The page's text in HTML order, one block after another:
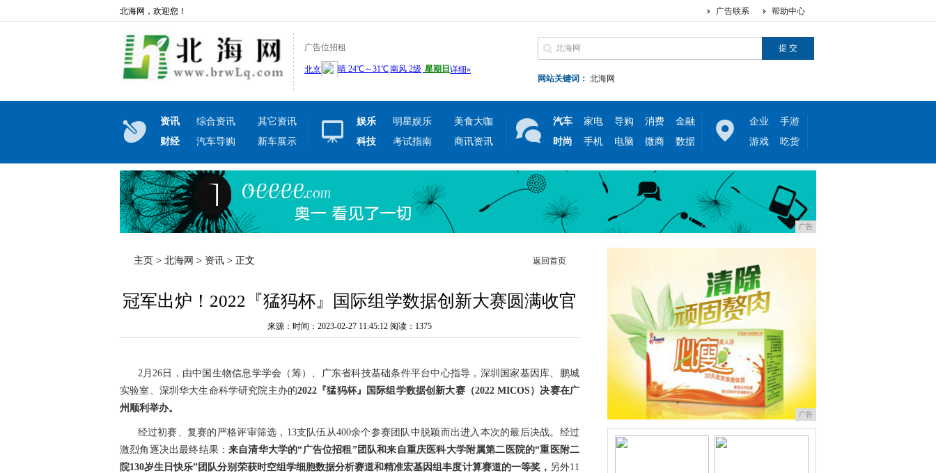
北海网，欢迎您！ 帮助中心
广告联系
广告位招租
网站关键词： 北海网
资讯 综合资讯
其它资讯
财经
汽车导购 新车展示
娱乐 明星娱乐
美食大咖
科技
考试指南 商讯资讯
汽车 家电 导购 消费
金融
时尚
手机 电脑 微商 数据
企业
手游
游戏
吃货
广告
主页 > 北海网 > 资讯 > 正文 返回首页
冠军出炉！2022『猛犸杯』国际组学数据创新大赛圆满收官
来源：时间：2023-02-27 11:45:12 阅读：1375
2月26日，由中国生物信息学学会（筹）、广东省科技基础条件平台中心指导，深圳国家基因库、鹏城
实验室、深圳华大生命科学研究院主办的2022『猛犸杯』国际组学数据创新大赛（2022 MICOS）决赛在广
州顺利举办。
经过初赛、复赛的严格评审筛选，13支队伍从400余个参赛团队中脱颖而出进入本次的最后决战。经过
激烈角逐决出最终结果：来自清华大学的“广告位招租”团队和来自重庆医科大学附属第二医院的“重医附二
院130岁生日快乐”团队分别荣获时空组学细胞数据分析赛道和精准宏基因组丰度计算赛道的一等奖， 另外11
广告